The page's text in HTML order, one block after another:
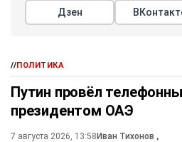
Дзен
//ПОЛИТИКА
Путин провёл
президентом ОАЭ
7 августа 2026, 13:58Иван Тихонов ,